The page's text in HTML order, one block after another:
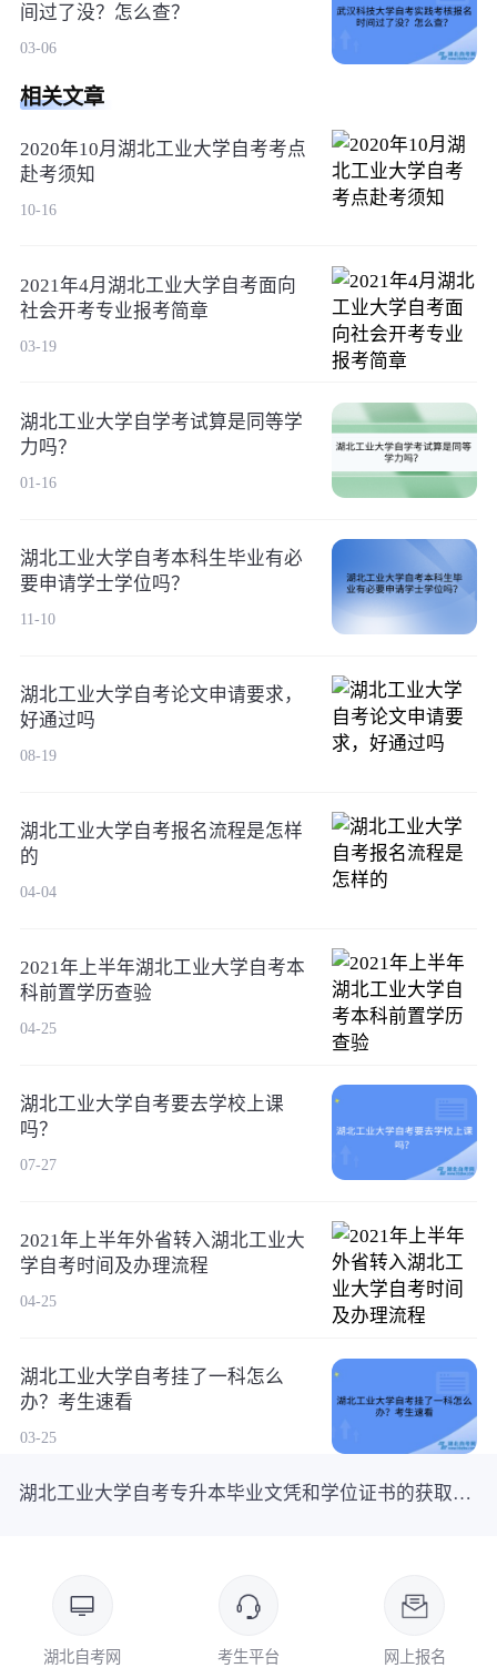
间过了没？怎么查？
03-06
相关文章
2020年10月湖北工业大学自考考点
赴考须知
10-16
2021年4月湖北工业大学自考面向
社会开考专业报考简章
03-19
湖北工业大学自学考试算是同等学
力吗？
01-16
湖北工业大学自考本科生毕业有必
要申请学士学位吗？
11-10
湖北工业大学自考论文申请要求，
好通过吗
08-19
湖北工业大学自考报名流程是怎样
的
04-04
2021年上半年湖北工业大学自考本
科前置学历查验
04-25
湖北工业大学自考要去学校上课
吗？
07-27
2021年上半年外省转入湖北工业大
学自考时间及办理流程
04-25
湖北工业大学自考挂了一科怎么
办？考生速看
03-25
湖北工业大学自考专升本毕业文凭和学位证书的获取途径
湖北自考网 考生平台 网上报名